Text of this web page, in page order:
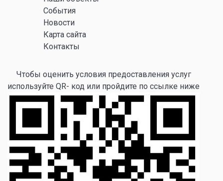
События
Новости
Карта сайта
Контакты
Чтобы оценить условия предоставления услуг
используйте QR- код или пройдите по ссылке ниже